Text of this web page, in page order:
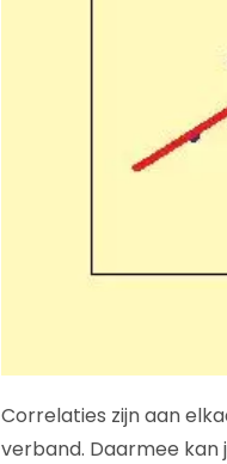
Correlaties zijn aan
verband. Daarmee